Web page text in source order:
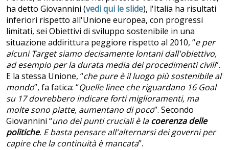
ha detto Giovannini (vedi qui le slide), l'Italia ha risultati
inferiori rispetto all'Unione europea, con progressi
limitati, sei Obiettivi di sviluppo sostenibile in una
situazione addirittura peggiore rispetto al 2010, “e per
alcuni Target siamo decisamente lontani dall'obiettivo,
ad esempio per la durata media dei procedimenti civili”.
E la stessa Unione, “che pure è il luogo più sostenibile al
mondo”, fa fatica: “Quelle linee che riguardano 16 Goal
su 17 dovrebbero indicare forti miglioramenti, ma
molte sono piatte, aumentano di poco”. Secondo
Giovannini “uno dei punti cruciali è lacoerenza delle
politiche. E basta pensare all'alternarsi dei governi per
capire che la continuità è mancata”.